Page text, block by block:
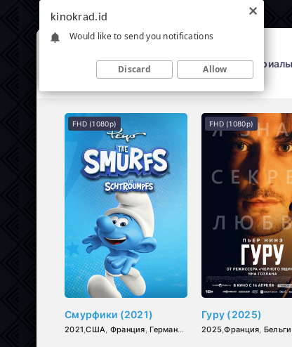
ФильмыСериалы
Смурфики (2021)
2021 ,США Франция ,Германия Бельгия
FHD (1080p)
Гуру (2025)
2025 ,Франция
FHD (1080p)
kinokrad.id
Would like to send you notifications
Discard Allow